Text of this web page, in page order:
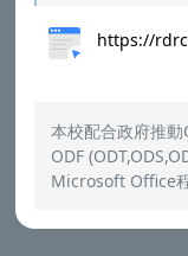
https://
本校配合政府推
ODF
Microsoft Office